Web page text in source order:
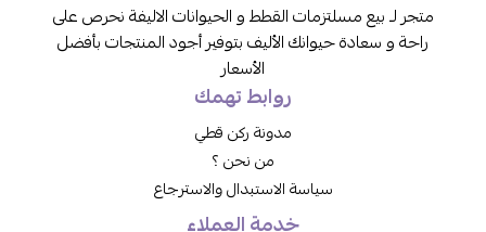
متجر لـ بيع مسلتزمات القطط و الحيوانات الاليفة نحرص على
راحة و سعادة حيوانك الأليف بتوفير أجود المنتجات بأفضل
الأسعار
روابط تهمك
مدونة ركن قطي
من نحن ؟
سياسة الاستبدال والاسترجاع
خدمة العملاء